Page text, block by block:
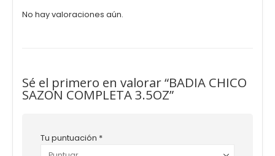
No hay valoraciones aún.
Sé el primero en valorar “BADIA CHICO
SAZON COMPLETA 3.5OZ”
Tu puntuación *